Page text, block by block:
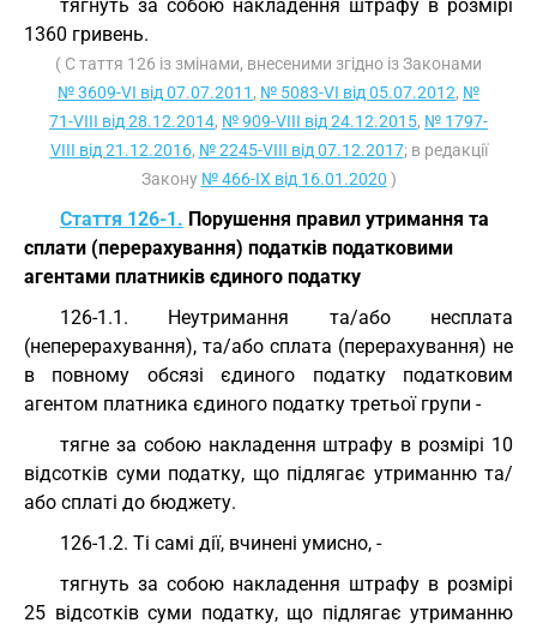
тягнуть за собою накладення штрафу в розмірі
1360 гривень.
( С таття 126 із змінами, внесеними згідно із Законами
№ 3609-VI від 07.07.2011 , № 5083-VI від 05.07.2012, №
71-VIII від 28.12.2014, № 909-VIII від 24.12.2015, № 1797-
VIII від 21.12.2016, № 2245-VIII від 07.12.2017; в редакції
Закону № 466-IX від 16.01.2020 )
Стаття 126-1. Порушення правил утримання та
сплати (перерахування) податків податковими
агентами платників єдиного податку
126-1.1. Неутримання та/або несплата
(неперерахування), та/або сплата (перерахування) не
в повному обсязі єдиного податку податковим
агентом платника єдиного податку третьої групи -
тягне за собою накладення штрафу в розмірі 10
відсотків суми податку, що підлягає утриманню та/
або сплаті до бюджету.
126-1.2. Ті самі дії, вчинені умисно, -
тягнуть за собою накладення штрафу в розмірі
25 відсотків суми податку, що підлягає утриманню